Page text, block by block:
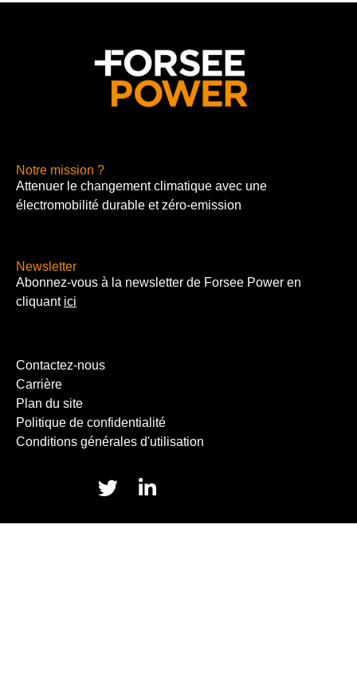
Notre mission ?
Attenuer le changement climatique avec une
électromobilité durable et zéro-emission
Newsletter
Abonnez-vous à la newsletter de Forsee Power en
cliquant ici
Contactez-nous
Carrière
Plan du site
Politique de confidentialité
Conditions générales d'utilisation